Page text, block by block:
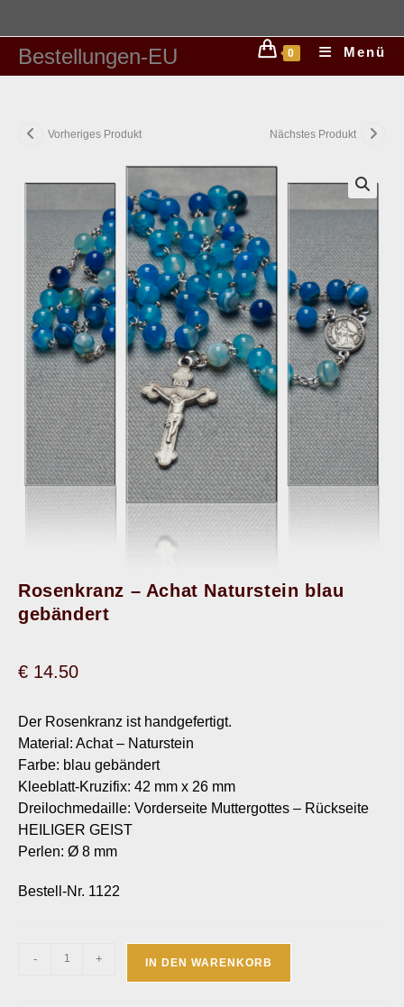
Bestellungen-EU 0 Menü
Vorheriges Produkt Nächstes Produkt
Rosenkranz – Achat Naturstein blau
gebändert
€ 14.50
Der Rosenkranz ist handgefertigt.
Material: Achat – Naturstein
Farbe: blau gebändert
Kleeblatt-Kruzifix: 42 mm x 26 mm
Dreilochmedaille: Vorderseite Muttergottes – Rückseite
HEILIGER GEIST
Perlen: Ø 8 mm
Bestell-Nr. 1122
- + IN DEN WARENKORB